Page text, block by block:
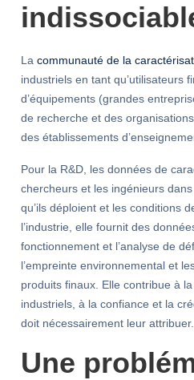
La communauté de la
industriels en tant qu’utilisateurs
d’équipements (grandes
de recherche et des
des établissements
Pour la R&D, les données de
chercheurs et les ingénieurs
qu’ils déploient et les conditions
l’industrie, elle fournit des
fonctionnement et l’analyse de
l’empreinte environnemental et
produits finaux. Elle contribue à
industriels, à la confiance et la
doit nécessairement leur attribuer.
Une